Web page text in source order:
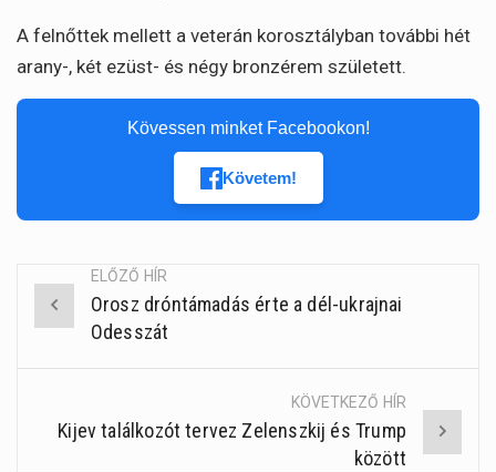
A felnőttek mellett a veterán korosztályban további hét
arany-, két ezüst- és négy bronzérem született.
Kövessen minket Facebookon!
Követem!
Post
navigation
ELŐZŐ HÍR
Orosz dróntámadás érte a dél-ukrajnai
Odesszát
KÖVETKEZŐ HÍR
Kijev találkozót tervez Zelenszkij és Trump
között